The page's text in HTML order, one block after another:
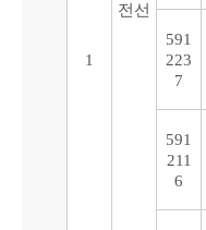
1
전선
591
223
7
591
211
6